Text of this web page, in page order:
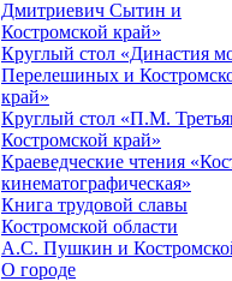
Дмитриевич Сытин и
Костромской край»
Круглый стол «Династия
Перелешиных и
край»
Круглый стол «П.М.
Костромской край»
Краеведческие чтения
кинематографическая»
Книга трудовой славы
Костромской области
А.С. Пушкин и
О городе